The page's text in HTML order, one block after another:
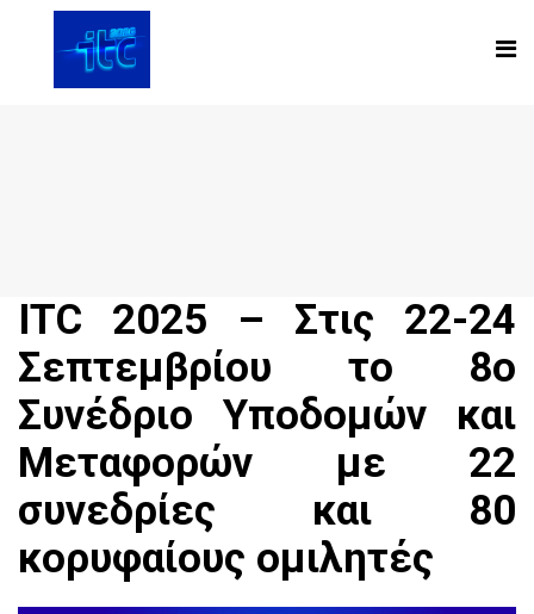
ITC 2025 – Στις 22-24
Σεπτεμβρίου το 8ο
Συνέδριο Υποδομών και
Μεταφορών με 22
συνεδρίες και 80
κορυφαίους ομιλητές